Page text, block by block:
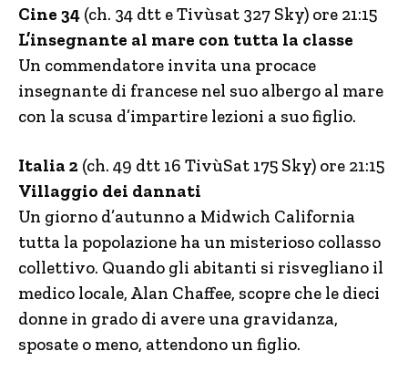
Cine 34 (ch. 34 dtt e Tivùsat 327 Sky) ore 21:15
L’insegnante al mare con tutta la classe
Un commendatore invita una procace
insegnante di francese nel suo albergo al mare
con la scusa d’impartire lezioni a suo figlio.
Italia 2 (ch. 49 dtt 16 TivùSat 175 Sky) ore 21:15
Villaggio dei dannati
Un giorno d’autunno a Midwich California
tutta la popolazione ha un misterioso collasso
collettivo. Quando gli abitanti si risvegliano il
medico locale, Alan Chaffee, scopre che le dieci
donne in grado di avere una gravidanza,
sposate o meno, attendono un figlio.